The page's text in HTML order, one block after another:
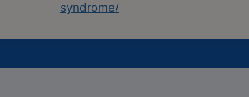
syndrome/